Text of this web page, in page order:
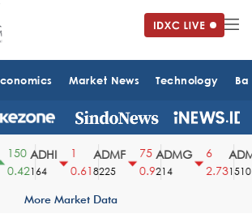
Market News Technology
150 ADHI
164
0.61
ADMF
8225
75
0.9
ADMG
214
2.73
ADMR
1510
More Market Data